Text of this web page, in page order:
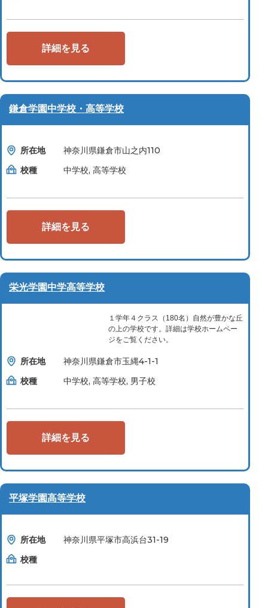
詳細を見る
鎌倉学園中学校・高等学校
所在地
神奈川県鎌倉市山之内110
校種
中学校, 高等学校
詳細を見る
栄光学園中学高等学校
１学年４クラス（180名）自然が豊かな丘
の上の学校です。詳細は学校ホームペー
ジをご覧ください。
所在地
神奈川県鎌倉市玉縄4-1-1
校種
中学校, 高等学校, 男子校
詳細を見る
平塚学園高等学校
所在地
神奈川県平塚市高浜台31-19
校種